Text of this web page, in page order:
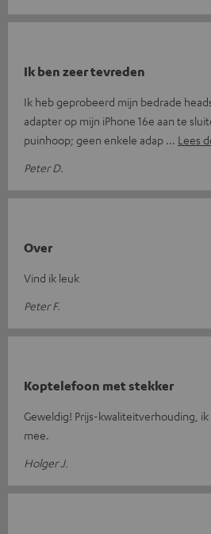
Ik ben zeer tevreden
Ik heb geprobeerd mijn bedrade
adapter op mijn iPhone 16e aan te
puinhoop; geen enkele adap
Lees
Peter D.
Over
Vind ik leuk
Peter F.
Koptelefoon met stekker
Geweldig! Prijs-kwaliteitverhouding,
mee.
Holger J.